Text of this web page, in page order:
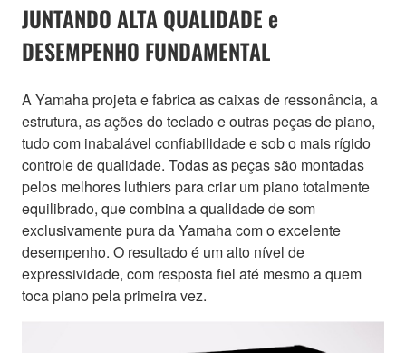
JUNTANDO ALTA QUALIDADE e
DESEMPENHO FUNDAMENTAL
A Yamaha projeta e fabrica as caixas de ressonância, a
estrutura, as ações do teclado e outras peças de piano,
tudo com inabalável confiabilidade e sob o mais rígido
controle de qualidade. Todas as peças são montadas
pelos melhores luthiers para criar um piano totalmente
equilibrado, que combina a qualidade de som
exclusivamente pura da Yamaha com o excelente
desempenho. O resultado é um alto nível de
expressividade, com resposta fiel até mesmo a quem
toca piano pela primeira vez.